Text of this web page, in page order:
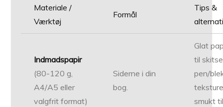
Materiale /
Værktøj
Formål
Tips &
Indmadspapir
(80-120 g,
A4/A5 eller
valgfrit format)
Siderne i din
bog.
Glat
til
pen/
smukt